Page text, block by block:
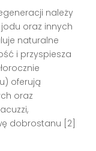
należy
oraz innych
naturalne
i przyspiesza
oferują
oraz
dobrostanu [2]